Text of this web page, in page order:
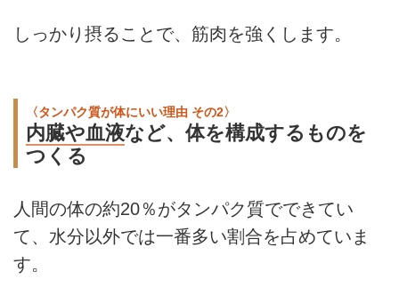
しっかり摂ることで、筋肉を強くします。
〈タンパク質が体にいい理由 その2〉
内臓や血液など、体を構成するものを
つくる
人間の体の約20％がタンパク質でできてい
て、水分以外では一番多い割合を占めていま
す。